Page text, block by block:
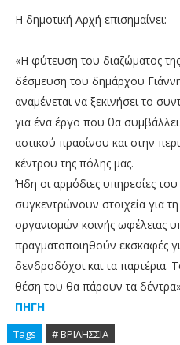
Η δημοτική Αρχή επισημαίνει:
«Η φύτευση του διαζώματος
δέσμευση του δημάρχου
αναμένεται να ξεκινήσει το
για ένα έργο που θα
αστικού πρασίνου και στην
κέντρου της πόλης μας.
Ήδη οι αρμόδιες υπηρεσίες
συγκεντρώνουν στοιχεία για
οργανισμών κοινής ωφέλειας
πραγματοποιηθούν εκσκαφές
δενδροδόχοι και τα παρτέρια.
θέση του θα πάρουν τα
ΠΗΓΗ
Tags # ΒΡΙΛΗΣΣΙΑ